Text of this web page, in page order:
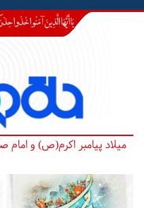
میلاد پیامبر اکرم(ص) و امام